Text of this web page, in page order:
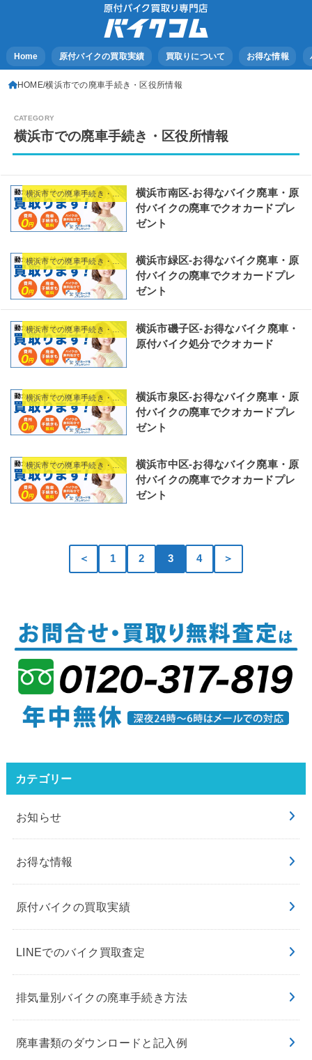
Home 原付バイクの買取実績 買取りについて お得な情報
HOME 横浜市での廃車手続き・区役所情報
横浜市での廃車手続き・区役所情報
横浜市での廃車手続き・区役所情報
横浜市南区-お得なバイク廃車・原
付バイクの廃車でクオカードプレ
ゼント
横浜市での廃車手続き・区役所情報
横浜市緑区-お得なバイク廃車・原
付バイクの廃車でクオカードプレ
ゼント
横浜市での廃車手続き・区役所情報
横浜市磯子区-お得なバイク廃車・
原付バイク処分でクオカード
横浜市での廃車手続き・区役所情報
横浜市泉区-お得なバイク廃車・原
付バイクの廃車でクオカードプレ
ゼント
横浜市での廃車手続き・区役所情報
横浜市中区-お得なバイク廃車・原
付バイクの廃車でクオカードプレ
ゼント
＜ 1 2 3 4 ＞
カテゴリー
お知らせ
お得な情報
原付バイクの買取実績
LINEでのバイク買取査定
排気量別バイクの廃車手続き方法
廃車書類のダウンロードと記入例